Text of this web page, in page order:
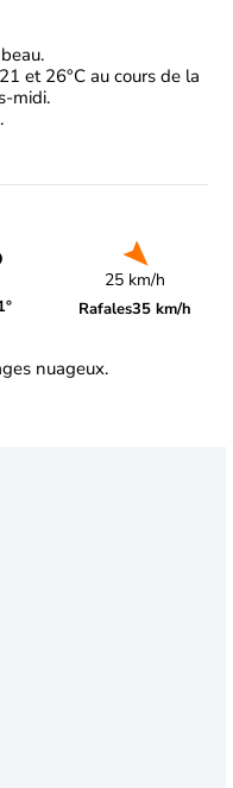
et 26°C au cours de la
midi.
25 km/h
Rafales35 km/h
nuageux.